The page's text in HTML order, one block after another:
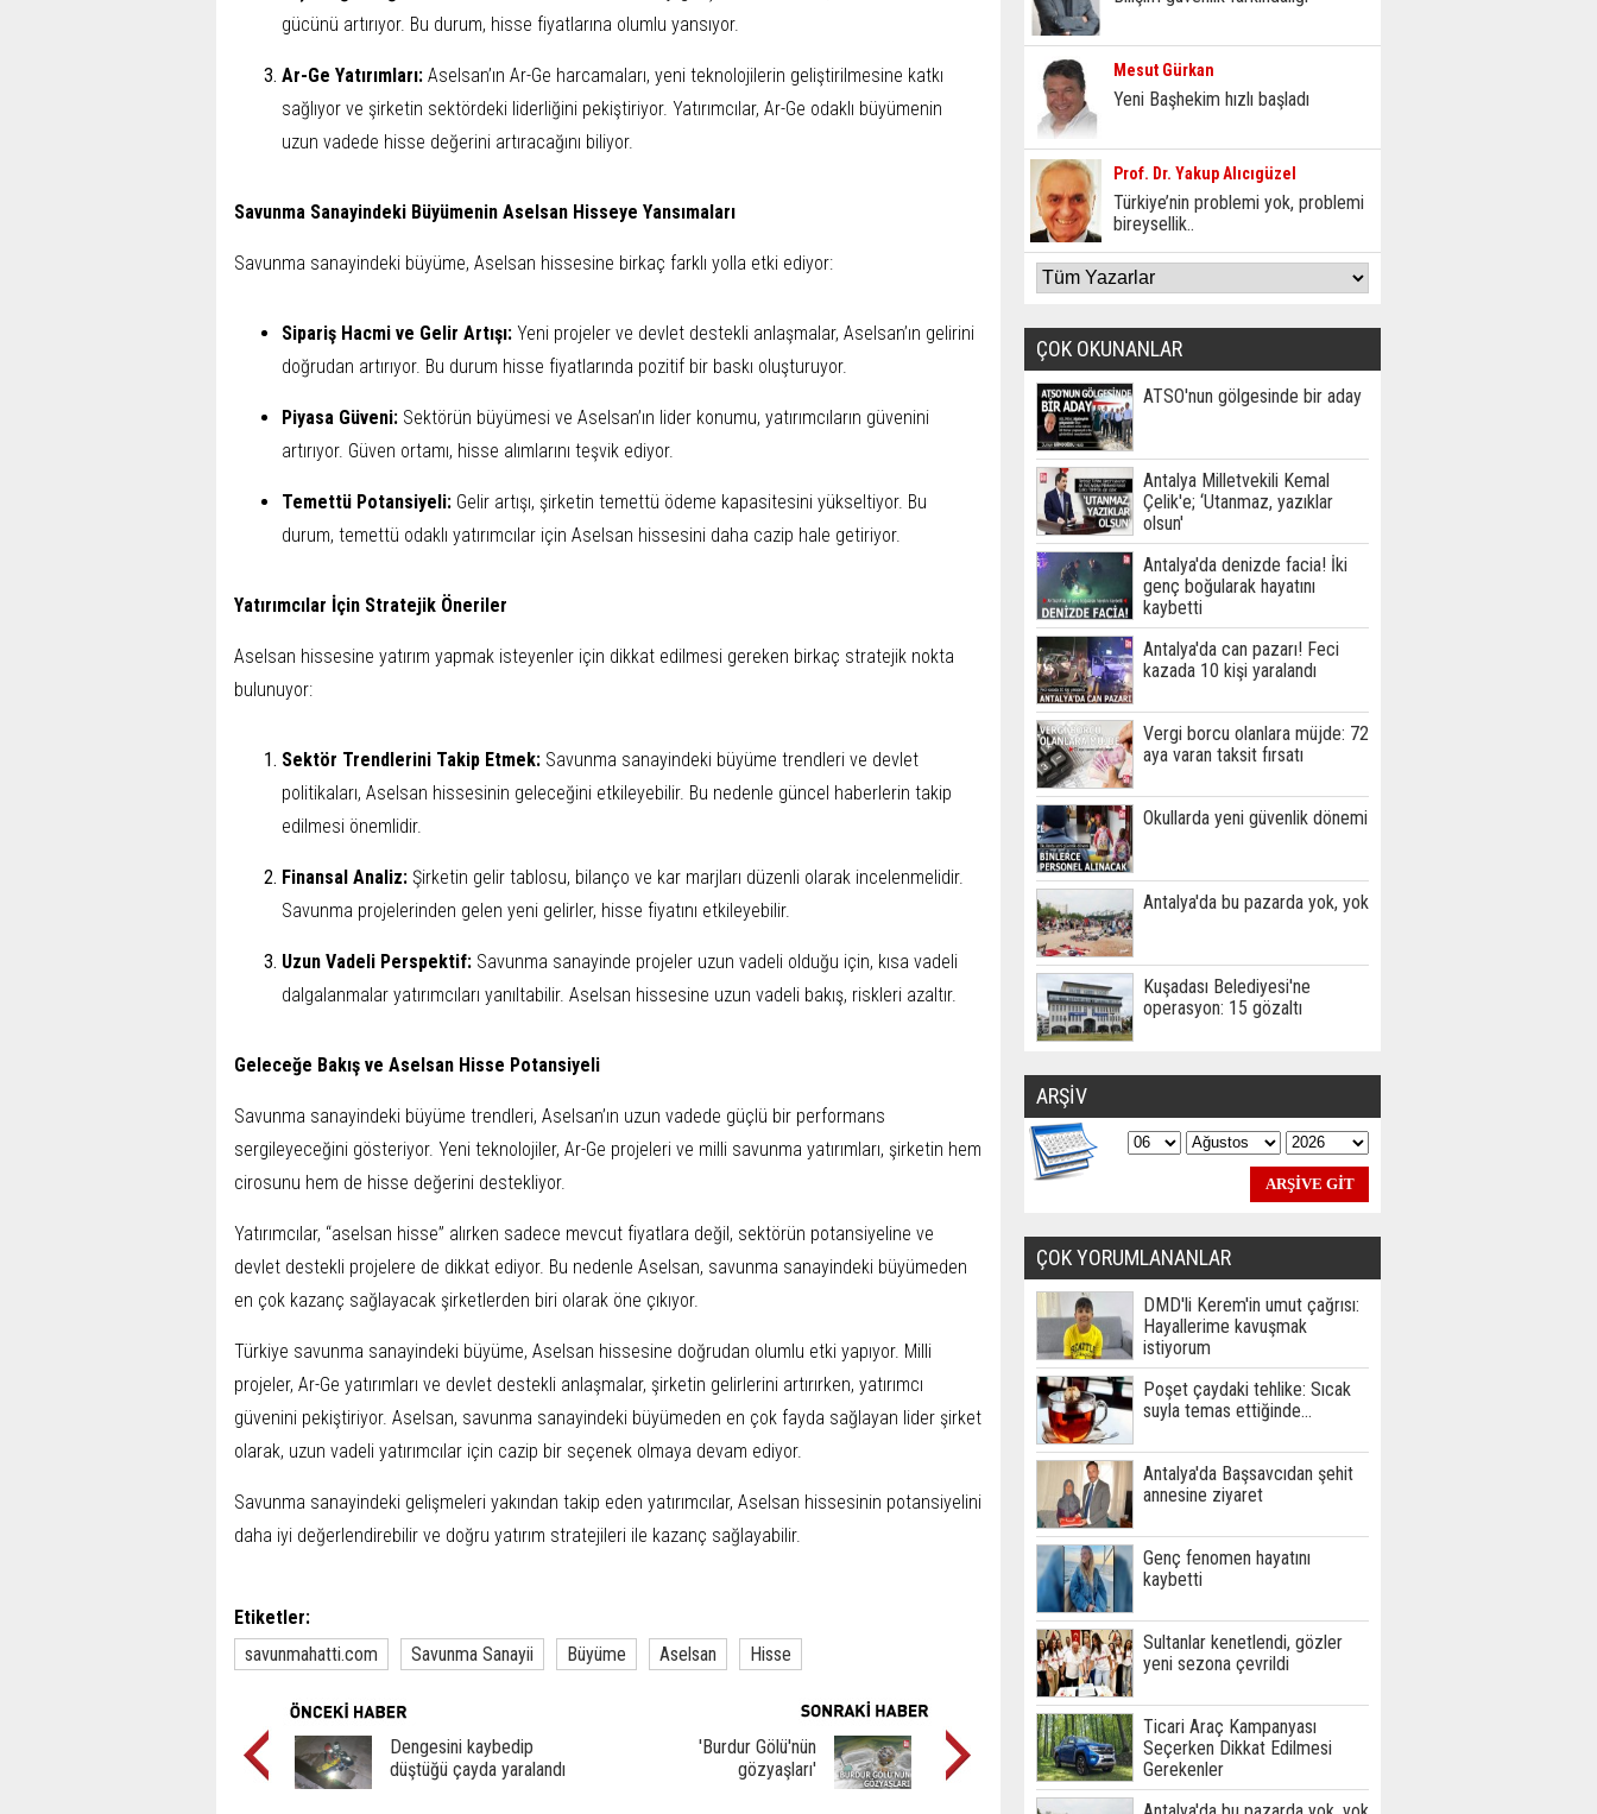
gücünü artırıyor. Bu durum, hisse fiyatlarına olumlu yansıyor.
Ar-Ge Yatırımları: Aselsan’ın Ar-Ge harcamaları, yeni teknolojilerin geliştirilmesine katkı
sağlıyor ve şirketin sektördeki liderliğini pekiştiriyor. Yatırımcılar, Ar-Ge odaklı büyümenin
uzun vadede hisse değerini artıracağını biliyor.
Savunma Sanayindeki Büyümenin Aselsan Hisseye Yansımaları
Savunma sanayindeki büyüme, Aselsan hissesine birkaç farklı yolla etki ediyor:
Sipariş Hacmi ve Gelir Artışı: Yeni projeler ve devlet destekli anlaşmalar, Aselsan’ın gelirini
doğrudan artırıyor. Bu durum hisse fiyatlarında pozitif bir baskı oluşturuyor.
Piyasa Güveni: Sektörün büyümesi ve Aselsan’ın lider konumu, yatırımcıların güvenini
artırıyor. Güven ortamı, hisse alımlarını teşvik ediyor.
Temettü Potansiyeli: Gelir artışı, şirketin temettü ödeme kapasitesini yükseltiyor. Bu
durum, temettü odaklı yatırımcılar için Aselsan hissesini daha cazip hale getiriyor.
Yatırımcılar İçin Stratejik Öneriler
Aselsan hissesine yatırım yapmak isteyenler için dikkat edilmesi gereken birkaç stratejik nokta
bulunuyor:
Sektör Trendlerini Takip Etmek: Savunma sanayindeki büyüme trendleri ve devlet
politikaları, Aselsan hissesinin geleceğini etkileyebilir. Bu nedenle güncel haberlerin takip
edilmesi önemlidir.
Finansal Analiz: Şirketin gelir tablosu, bilanço ve kar marjları düzenli olarak incelenmelidir.
Savunma projelerinden gelen yeni gelirler, hisse fiyatını etkileyebilir.
Uzun Vadeli Perspektif: Savunma sanayinde projeler uzun vadeli olduğu için, kısa vadeli
dalgalanmalar yatırımcıları yanıltabilir. Aselsan hissesine uzun vadeli bakış, riskleri azaltır.
Geleceğe Bakış ve Aselsan Hisse Potansiyeli
Savunma sanayindeki büyüme trendleri, Aselsan’ın uzun vadede güçlü bir performans
sergileyeceğini gösteriyor. Yeni teknolojiler, Ar-Ge projeleri ve milli savunma yatırımları, şirketin hem
cirosunu hem de hisse değerini destekliyor.
Yatırımcılar, “aselsan hisse” alırken sadece mevcut fiyatlara değil, sektörün potansiyeline ve
devlet destekli projelere de dikkat ediyor. Bu nedenle Aselsan, savunma sanayindeki büyümeden
en çok kazanç sağlayacak şirketlerden biri olarak öne çıkıyor.
Türkiye savunma sanayindeki büyüme, Aselsan hissesine doğrudan olumlu etki yapıyor. Milli
projeler, Ar-Ge yatırımları ve devlet destekli anlaşmalar, şirketin gelirlerini artırırken, yatırımcı
güvenini pekiştiriyor. Aselsan, savunma sanayindeki büyümeden en çok fayda sağlayan lider şirket
olarak, uzun vadeli yatırımcılar için cazip bir seçenek olmaya devam ediyor.
Savunma sanayindeki gelişmeleri yakından takip eden yatırımcılar, Aselsan hissesinin potansiyelini
daha iyi değerlendirebilir ve doğru yatırım stratejileri ile kazanç sağlayabilir.
Etiketler:
savunmahatti.com
Savunma Sanayii Büyüme Aselsan Hisse
Dengesini kaybedip
düştüğü çayda yaralandı
'Burdur Gölü'nün
gözyaşları'
Mesut Gürkan
Yeni Başhekim hızlı başladı
Prof. Dr. Yakup Alıcıgüzel
Türkiye’nin problemi yok, problemi
bireysellik..
ÇOK OKUNANLAR
ATSO'nun gölgesinde bir aday
Antalya Milletvekili Kemal
Çelik'e; ‘Utanmaz, yazıklar
olsun'
Antalya'da denizde facia! İki
genç boğularak hayatını
kaybetti
Antalya'da can pazarı! Feci
kazada 10 kişi yaralandı
Vergi borcu olanlara müjde: 72
aya varan taksit fırsatı
Okullarda yeni güvenlik dönemi
Antalya'da bu pazarda yok, yok
Kuşadası Belediyesi'ne
operasyon: 15 gözaltı
ARŞİV
ÇOK YORUMLANANLAR
DMD'li Kerem'in umut çağrısı:
Hayallerime kavuşmak
istiyorum
Poşet çaydaki tehlike: Sıcak
suyla temas ettiğinde...
Antalya'da Başsavcıdan şehit
annesine ziyaret
Genç fenomen hayatını
kaybetti
Sultanlar kenetlendi, gözler
yeni sezona çevrildi
Ticari Araç Kampanyası
Seçerken Dikkat Edilmesi
Gerekenler